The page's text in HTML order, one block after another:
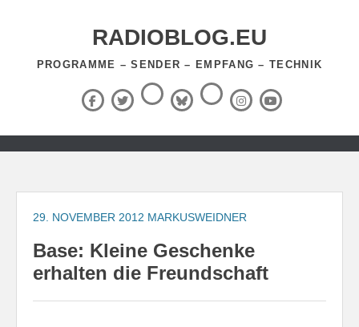
RADIOBLOG.EU
PROGRAMME – SENDER – EMPFANG – TECHNIK
Facebook
X
(Twitter)
ThreadsBlueSky
RSS-
Feed InstagramYouTube
Zum
springen
29. NOVEMBER 2012 MARKUSWEIDNER
Base: Kleine Geschenke
erhalten die Freundschaft